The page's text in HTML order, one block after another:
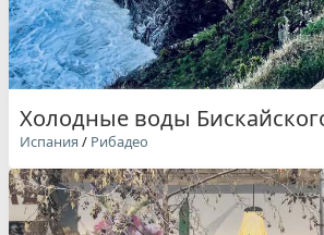
Холодные воды
Испания / Рибадео